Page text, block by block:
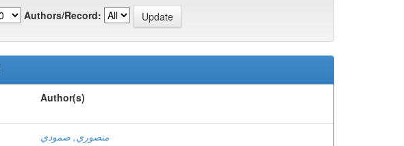
Authors/Record:
Author(s)
منصوري, صمودي